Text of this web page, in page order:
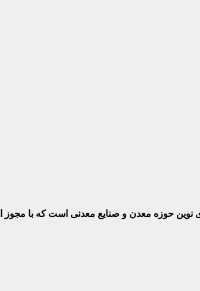
نوین حوزه معدن و صنایع معدنی‌ است که با